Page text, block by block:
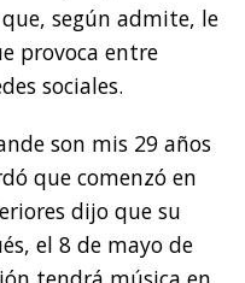
según admite, le
provoca entre
sociales.
son mis 29 años
que comenzó en
dijo que su
el 8 de mayo de